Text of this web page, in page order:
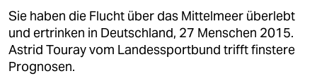
öko
gesellschaft
kultur
Sie haben die Flucht über das Mittelmeer überlebt
und ertrinken in Deutschland, 27 Menschen 2015.
Astrid Touray vom Landessportbund trifft finstere
Prognosen.